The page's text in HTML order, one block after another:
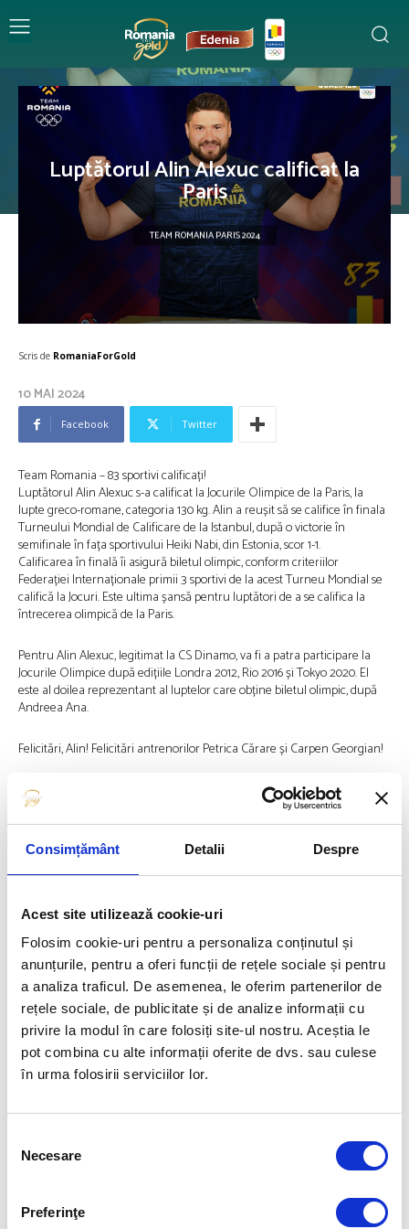
Consimțământ Detalii Despre
Acest site utilizează cookie-uri
Folosim cookie-uri pentru a personaliza conținutul și
anunțurile, pentru a oferi funcții de rețele sociale și pentru
a analiza traficul. De asemenea, le oferim partenerilor de
rețele sociale, de publicitate și de analize informații cu
privire la modul în care folosiți site-ul nostru. Aceștia le
pot combina cu alte informații oferite de dvs. sau culese
în urma folosirii serviciilor lor.
consimțământului
Necesare
Preferinţe
Luptătorul Alin Alexuc calificat la
Paris
TEAM ROMANIA PARIS 2024
Scris de RomaniaForGold
10 MAI 2024
Facebook Twitter
Team Romania – 83 sportivi calificați!
Luptătorul Alin Alexuc s-a calificat la Jocurile Olimpice de la Paris, la
lupte greco-romane, categoria 130 kg. Alin a reușit să se califice în finala
Turneului Mondial de Calificare de la Istanbul, după o victorie în
semifinale în fața sportivului Heiki Nabi, din Estonia, scor 1-1.
Calificarea în finală îi asigură biletul olimpic, conform criteriilor
Federației Internaționale primii 3 sportivi de la acest Turneu Mondial se
califică la Jocuri. Este ultima șansă pentru luptători de a se califica la
întrecerea olimpică de la Paris.
Pentru Alin Alexuc, legitimat la CS Dinamo, va fi a patra participare la
Jocurile Olimpice după edițiile Londra 2012, Rio 2016 și Tokyo 2020. El
este al doilea reprezentant al luptelor care obține biletul olimpic, după
Andreea Ana.
Felicitări, Alin! Felicitări antrenorilor Petrica Cărare și Carpen Georgian!
Sursa: FB COSR
Articolul precedent
OVIDIU IONESCU, AL 82-LEA
COMPONENT AL TEAM
2024
Articolul următor
LUPTĂTORII ROMÂNI, 3
BILETE PENTRU PARIS LA
FUELLED BY